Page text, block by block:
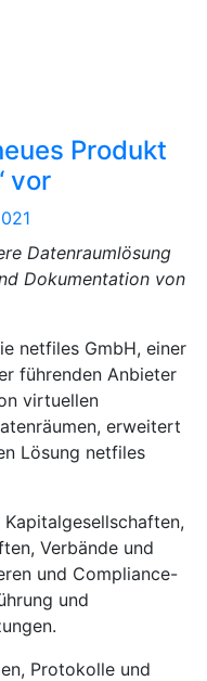
Produkt
vor
Datenraumlösung
Dokumentation von
netfiles GmbH, einer
führenden Anbieter
virtuellen
erweitert
Lösung netfiles
Verbände und
und Compliance-
und
Protokolle und